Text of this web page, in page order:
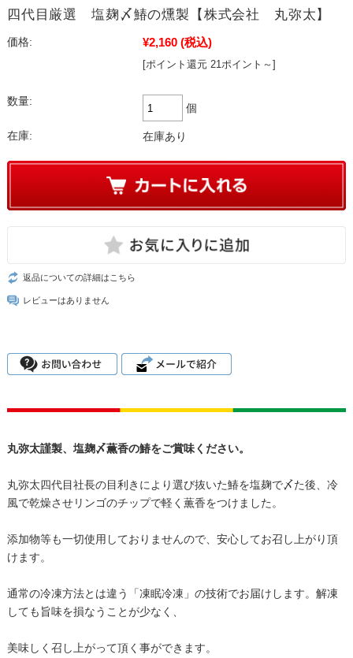
四代目厳選 塩麹〆鰆の燻製【株式会社 丸弥太】
価格: ¥2,160 (税込)
[ポイント還元 21ポイント～]
数量:
個
在庫: 在庫あり
返品についての詳細はこちら
レビューはありません
丸弥太謹製、塩麹〆薫香の鰆をご賞味ください。
丸弥太四代目社長の目利きにより選び抜いた鰆を塩麹で〆た後、冷
風で乾燥させリンゴのチップで軽く薫香をつけました。
添加物等も一切使用しておりませんので、安心してお召し上がり頂
けます。
通常の冷凍方法とは違う「凍眠冷凍」の技術でお届けします。解凍
しても旨味を損なうことが少なく、
美味しく召し上がって頂く事ができます。